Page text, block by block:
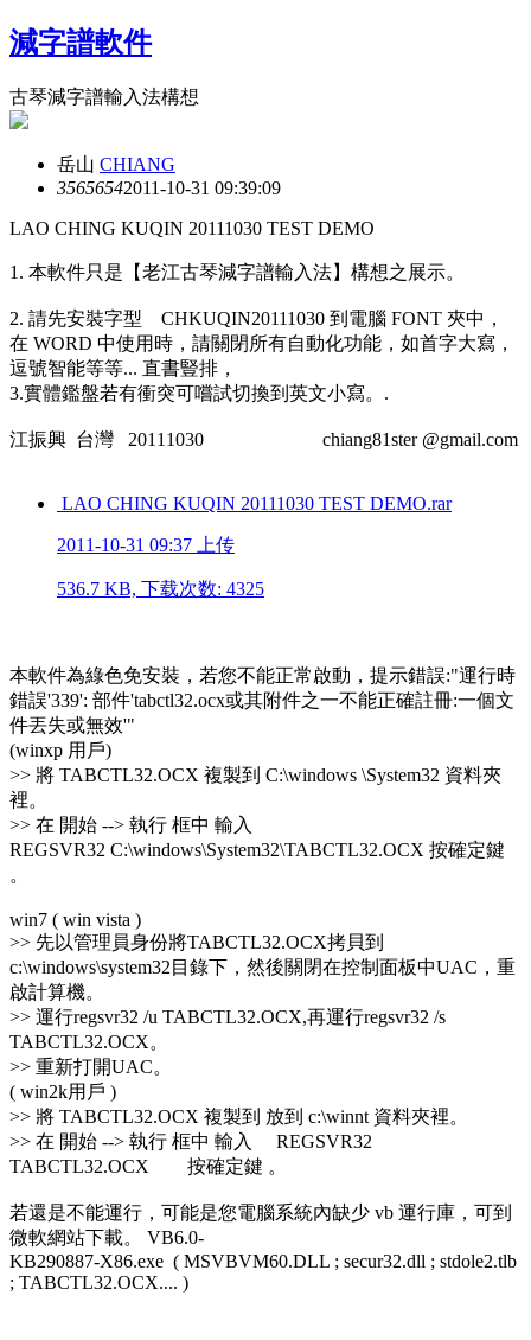
減字譜軟件
古琴減字譜輸入法構想
岳山 CHIANG
35656542011-10-31 09:39:09
LAO CHING KUQIN 20111030 TEST DEMO
1. 本軟件只是【老江古琴減字譜輸入法】構想之展示。
2. 請先安裝字型 CHKUQIN20111030 到電腦 FONT 夾中，
在 WORD 中使用時，請關閉所有自動化功能，如首字大寫，
逗號智能等等... 直書豎排，
3.實體鑑盤若有衝突可嚐試切換到英文小寫。.
江振興 台灣 20111030 chiang81ster @gmail.com
LAO CHING KUQIN 20111030 TEST DEMO.rar
2011-10-31 09:37 上传
536.7 KB, 下载次数: 4325
本軟件為綠色免安裝，若您不能正常啟動，提示錯誤:"運行時
錯誤'339': 部件'tabctl32.ocx或其附件之一不能正確註冊:一個文
件丟失或無效'"
(winxp 用戶)
>> 將 TABCTL32.OCX 複製到 C:\windows \System32 資料夾
裡。
>> 在 開始 --> 執行 框中 輸入
REGSVR32 C:\windows\System32\TABCTL32.OCX 按確定鍵
。
win7 ( win vista )
>> 先以管理員身份將TABCTL32.OCX拷貝到
c:\windows\system32目錄下，然後關閉在控制面板中UAC，重
啟計算機。
>> 運行regsvr32 /u TABCTL32.OCX,再運行regsvr32 /s
TABCTL32.OCX。
>> 重新打開UAC。
( win2k用戶 )
>> 將 TABCTL32.OCX 複製到 放到 c:\winnt 資料夾裡。
>> 在 開始 --> 執行 框中 輸入 REGSVR32
TABCTL32.OCX 按確定鍵 。
若還是不能運行，可能是您電腦系統內缺少 vb 運行庫，可到
微軟網站下載。 VB6.0-
KB290887-X86.exe ( MSVBVM60.DLL ; secur32.dll ; stdole2.tlb
; TABCTL32.OCX.... )